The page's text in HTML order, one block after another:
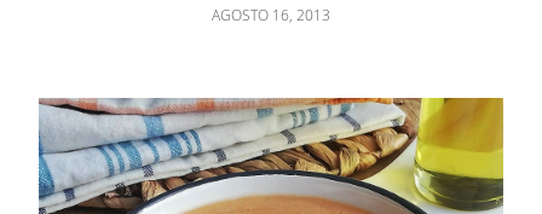
AGOSTO 16, 2013